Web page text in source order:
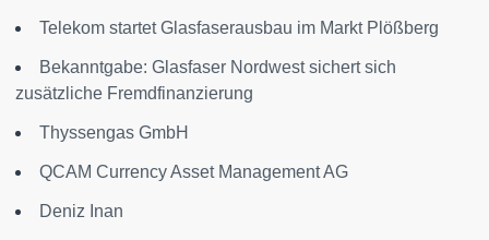
Telekom startet Glasfaserausbau im Markt Plößberg
Bekanntgabe: Glasfaser Nordwest sichert sich
zusätzliche Fremdfinanzierung
Thyssengas GmbH
QCAM Currency Asset Management AG
Deniz Inan